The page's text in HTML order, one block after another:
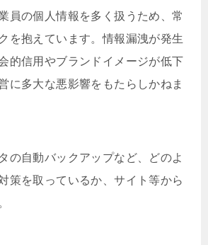
員の個人情報を多く扱うため、常
を抱えています。情報漏洩が発生
的信用やブランドイメージが低下
に多大な悪影響をもたらしかねま
の自動バックアップなど、どのよ
策を取っているか、サイト等から